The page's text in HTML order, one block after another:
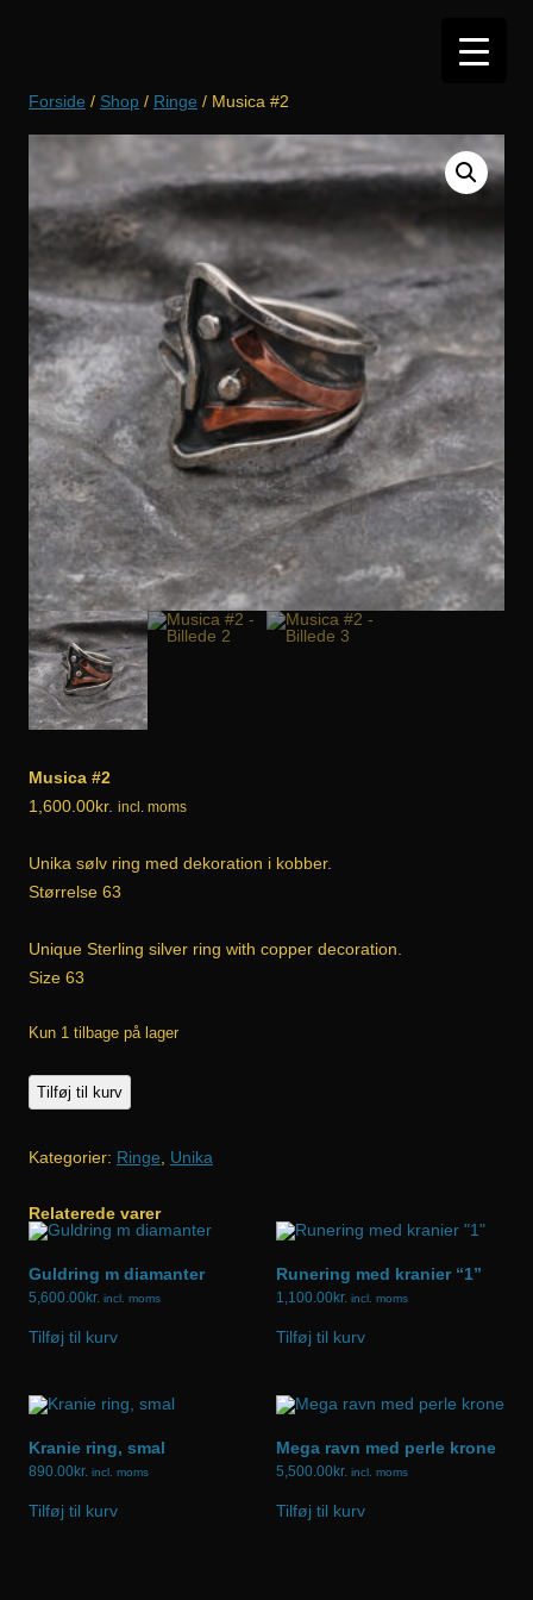
Forside / Shop / Ringe / Musica #2
Musica #2
1,600.00kr. incl. moms
Unika sølv ring med dekoration i kobber.
Størrelse 63
Unique Sterling silver ring with copper decoration.
Size 63
Kun 1 tilbage på lager
Musica
Tilføj til kurv
Kategorier: Ringe Unika
Relaterede varer
Guldring m diamanter
5,600.00kr. incl. moms
Tilføj til kurv
Runering med kranier “1”
1,100.00kr. incl. moms
Tilføj til kurv
Kranie ring, smal
890.00kr. incl. moms
Tilføj til kurv
Mega ravn med perle krone
5,500.00kr. incl. moms
Tilføj til kurv